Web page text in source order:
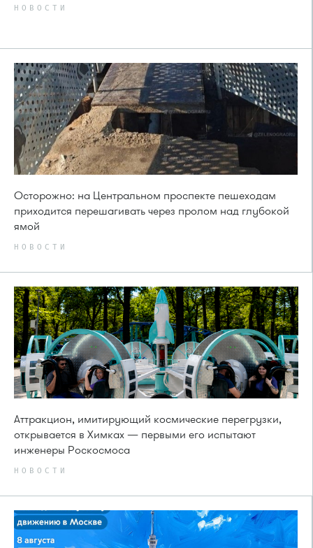
НОВОСТИ
Осторожно: на Центральном проспекте пешеходам
приходится перешагивать через пролом над глубокой
ямой
НОВОСТИ
Аттракцион, имитирующий космические перегрузки,
открывается в Химках — первыми его испытают
инженеры Роскосмоса
НОВОСТИ